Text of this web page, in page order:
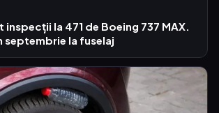
inspecții la 471 de Boeing 737 MAX.
septembrie la fuselaj